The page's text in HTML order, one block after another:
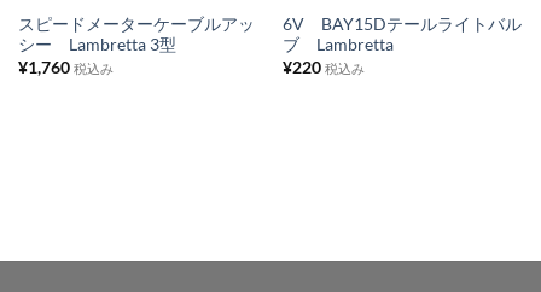
ス
スピードメーターケーブルアッ
シー Lambretta 3型
¥1,760 税込み
ス
6V BAY15Dテールライトバル
ブ Lambretta
¥220 税込み